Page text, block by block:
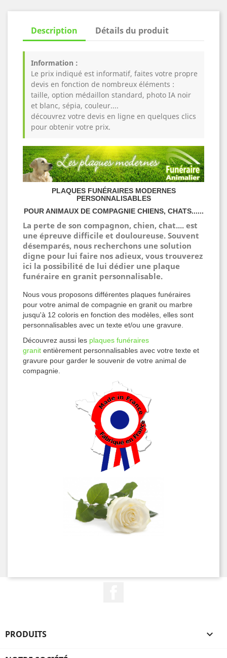
Description Détails du produit
Information :
Le prix indiqué est informatif, faites votre propre
devis en fonction de nombreux éléments :
taille, option médaillon standard, photo IA noir
et blanc, sépia, couleur....
découvrez votre devis en ligne en quelques clics
pour obtenir votre prix.
PLAQUES FUNÉRAIRES MODERNES
PERSONNALISABLES
POUR ANIMAUX DE COMPAGNIE CHIENS, CHATS......
La perte de son compagnon, chien, chat.... est
une épreuve difficile et douloureuse. Souvent
désemparés, nous recherchons une solution
digne pour lui faire nos adieux, vous trouverez
ici la possibilité de lui dédier une plaque
funéraire en granit personnalisable.
Nous vous proposons différentes plaques funéraires
pour votre animal de compagnie en granit ou marbre
jusqu'à 12 coloris en fonction des modèles, elles sont
personnalisables avec un texte et/ou une gravure.
Découvrez aussi les plaques funéraires
granit entièrement personnalisables avec votre texte et
gravure pour garder le souvenir de votre animal de
compagnie.
PRODUITS 